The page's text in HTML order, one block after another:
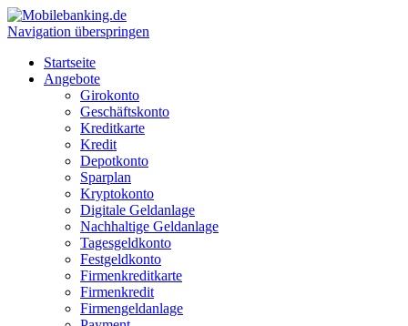
Navigation überspringen
Startseite
Angebote
Girokonto
Geschäftskonto
Kreditkarte
Kredit
Depotkonto
Sparplan
Kryptokonto
Digitale Geldanlage
Nachhaltige Geldanlage
Tagesgeldkonto
Festgeldkonto
Firmenkreditkarte
Firmenkredit
Firmengeldanlage